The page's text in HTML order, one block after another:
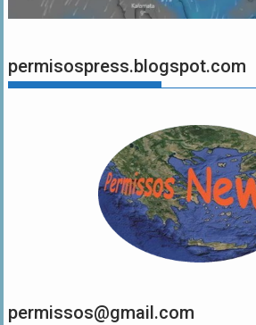
permisospress.blogspot.com
permissos@gmail.com